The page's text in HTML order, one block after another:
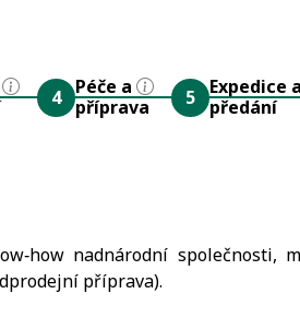
4 Péče a
příprava
5 Expedice a
předání
nadnárodní
příprava).